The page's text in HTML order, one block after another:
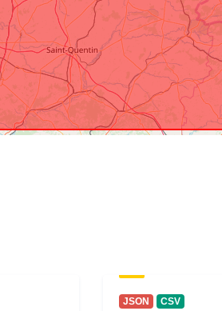
JSON CSV